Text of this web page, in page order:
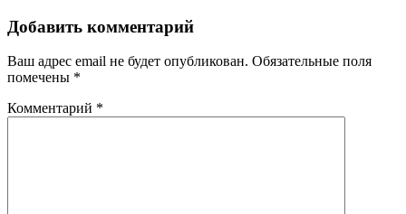
Добавить комментарий
Ваш адрес email не будет опубликован. Обязательные поля
помечены *
Комментарий *